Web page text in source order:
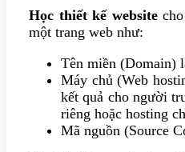
Học thiết kế websitecho
một trang web như:
Tên miền (Domain)
Máy chủ (Web
kết quả cho người
riêng hoặc hosting
Mã nguồn (Source